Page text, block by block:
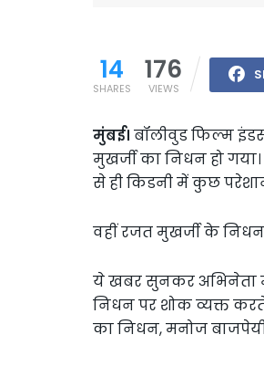
14
SHARES
176
VIEWS
मुंबई। बॉलीवुड फिल्म
मुखर्जी का निधन हो
से ही किडनी में कुछ
वहीं रजत मुखर्जी के निधन
ये खबर सुनकर अभिनेता
निधन पर शोक व्यक्त
का निधन, मनोज बाजपेयी